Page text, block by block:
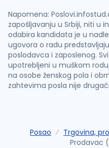
Napomena:
zapošljavanju u Srbiji, niti u
odabira kandidata je u
ugovora o radu
poslodavca i zaposlenog.
upotrebljeni u muškom
na osobe ženskog pola i
zahtevima posla nije
Posao Trgovina,
Prodavac